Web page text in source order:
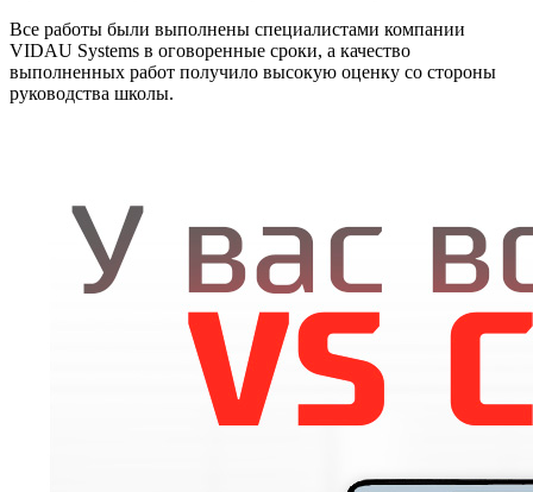
Все работы были выполнены специалистами компании
VIDAU Systems в оговоренные сроки, а качество
выполненных работ получило высокую оценку со стороны
руководства школы.